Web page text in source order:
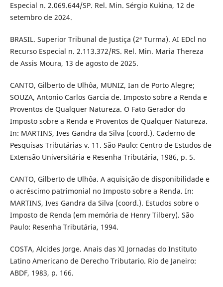
Especial n. 2.069.644/SP. Rel. Min. Sérgio Kukina, 12 de
setembro de 2024.
BRASIL. Superior Tribunal de Justiça (2ª Turma). AI EDcl no
Recurso Especial n. 2.113.372/RS. Rel. Min. Maria Thereza
de Assis Moura, 13 de agosto de 2025.
CANTO, Gilberto de Ulhôa, MUNIZ, Ian de Porto Alegre;
SOUZA, Antonio Carlos Garcia de. Imposto sobre a Renda e
Proventos de Qualquer Natureza. O Fato Gerador do
Imposto sobre a Renda e Proventos de Qualquer Natureza.
In: MARTINS, Ives Gandra da Silva (coord.). Caderno de
Pesquisas Tributárias v. 11. São Paulo: Centro de Estudos de
Extensão Universitária e Resenha Tributária, 1986, p. 5.
CANTO, Gilberto de Ulhôa. A aquisição de disponibilidade e
o acréscimo patrimonial no Imposto sobre a Renda. In:
MARTINS, Ives Gandra da Silva (coord.). Estudos sobre o
Imposto de Renda (em memória de Henry Tilbery). São
Paulo: Resenha Tributária, 1994.
COSTA, Alcides Jorge. Anais das XI Jornadas do Instituto
Latino Americano de Derecho Tributario. Rio de Janeiro:
ABDF, 1983, p. 166.